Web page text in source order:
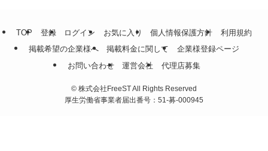
TOP 登録 ログイン お気に入り 個人情報保護方針
利用規約
掲載希望の企業様へ
掲載料金に関して
企業様登録ページ
お問い合わせ
運営会社 代理店募集
© 株式会社FreeST All Rights Reserved
厚生労働省事業者届出番号：51-募-000945